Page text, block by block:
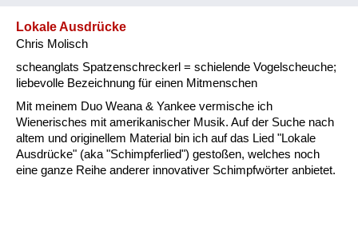
Lokale Ausdrücke
Chris Molisch
scheanglats Spatzenschreckerl = schielende Vogelscheuche;
liebevolle Bezeichnung für einen Mitmenschen
Mit meinem Duo Weana & Yankee vermische ich
Wienerisches mit amerikanischer Musik. Auf der Suche nach
altem und originellem Material bin ich auf das Lied "Lokale
Ausdrücke" (aka "Schimpferlied") gestoßen, welches noch
eine ganze Reihe anderer innovativer Schimpfwörter anbietet.